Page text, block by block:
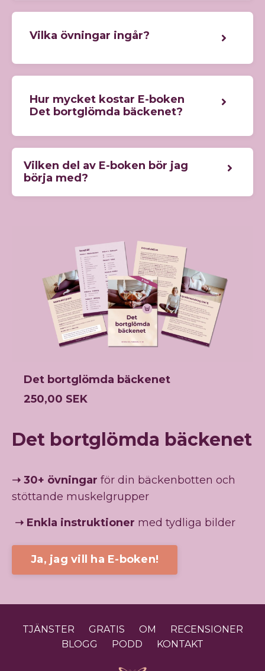
Vilka övningar ingår?
Hur mycket kostar E-boken
Det bortglömda bäckenet?
Vilken del av E-boken bör jag
börja med?
Det bortglömda bäckenet
250,00 SEK
Det bortglömda bäckenet
➝ 30+ övningar för din bäckenbotten och
stöttande muskelgrupper
➝ Enkla instruktioner med tydliga bilder
Ja, jag vill ha E-boken!
TJÄNSTER GRATIS OM
RECENSIONER
BLOGG
PODD KONTAKT